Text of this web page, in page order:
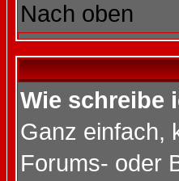
Nach oben
Wie schreibe
Ganz einfach,
Forums- oder